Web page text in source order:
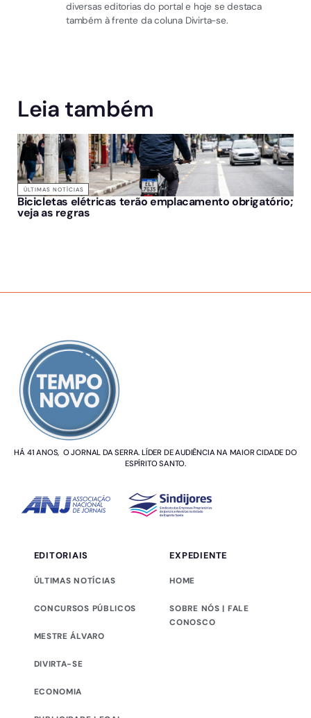
diversas editorias do portal e hoje se destaca
também à frente da coluna Divirta-se.
Leia também
ÚLTIMAS NOTÍCIAS
Bicicletas elétricas terão emplacamento obrigatório;
veja as regras
HÁ 41 ANOS, O JORNAL DA SERRA. LÍDER DE AUDIÊNCIA NA MAIOR CIDADE DO
ESPÍRITO SANTO.
EDITORIAIS
ÚLTIMAS NOTÍCIAS
CONCURSOS PÚBLICOS
MESTRE ÁLVARO
DIVIRTA-SE
ECONOMIA
EXPEDIENTE
HOME
SOBRE NÓS | FALE
CONOSCO